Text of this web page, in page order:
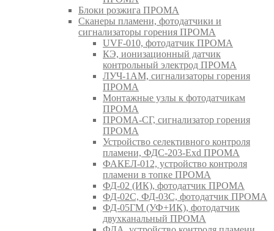
Блоки розжига ПРОМА
Сканеры пламени, фотодатчики и
сигнализаторы горения ПРОМА
UVF-010, фотодатчик ПРОМА
КЭ, ионизационный датчик
контрольный электрод ПРОМА
ЛУЧ-1АМ, сигнализаторы горения
ПРОМА
Монтажные узлы к фотодатчикам
ПРОМА
ПРОМА-СГ, сигнализатор горения
ПРОМА
Устройство селективного контроля
пламени, ФДС-203-Exd ПРОМА
ФАКЕЛ-012, устройство контроля
пламени в топке ПРОМА
ФД-02 (ИК), фотодатчик ПРОМА
ФД-02С, ФД-03С, фотодатчик ПРОМА
ФД-05ГМ (УФ+ИК), фотодатчик
двухканальный ПРОМА